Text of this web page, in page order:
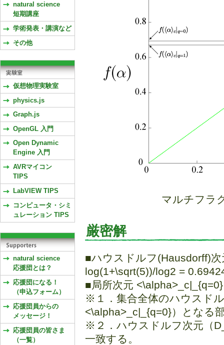
マルチフラ
厳密解
■ハウスドルフ(Hausdorff)
log(1+\sqrt(5))/log2 =
■局所次元
※１．集合全体のハウスド
<\alpha>_c|_{q=0}）となる
※２．ハウスドルフ次元（
一致する。
natural science
短期講座
学術発表・講演など
その他
仮想物理実験室
physics.js
Graph.js
OpenGL 入門
Open Dynamic
Engine 入門
AVRマイコン
TIPS
LabVIEW TIPS
コンピュータ・シミ
ュレーション TIPS
natural science
応援団とは？
応援団になる！
（申込フォーム）
応援団員からの
メッセージ！
応援団員の皆さま
（一覧）